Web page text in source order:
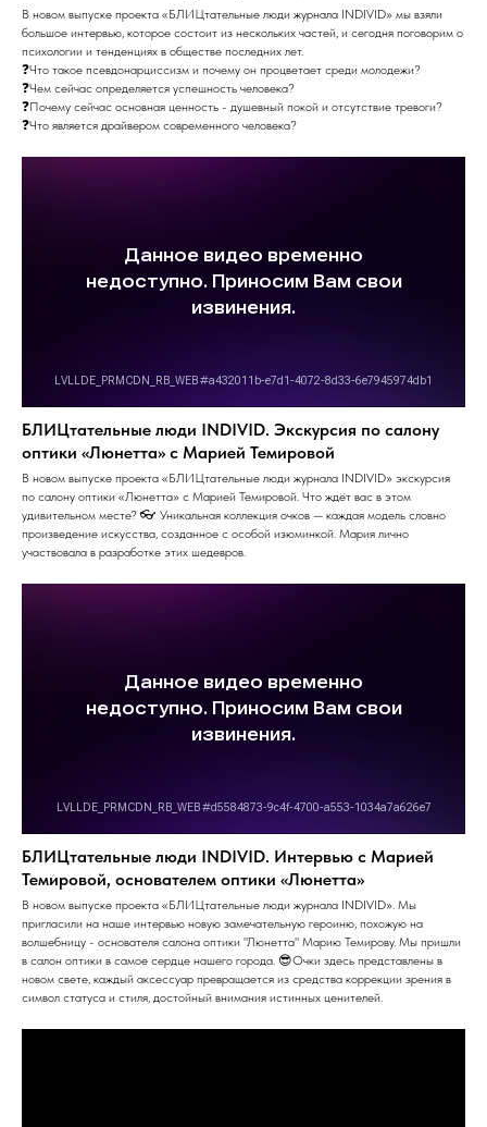
В новом выпуске проекта «БЛИЦтательные люди журнала INDIVID» мы взяли
большое интервью, которое состоит из нескольких частей, и сегодня поговорим о
психологии и тенденциях в обществе последних лет.
❓Что такое псевдонарциссизм и почему он процветает среди молодежи?
❓Чем сейчас определяется успешность человека?
❓Почему сейчас основная ценность - душевный покой и отсутствие тревоги?
❓Что является драйвером современного человека?
БЛИЦтательные люди INDIVID. Экскурсия по салону
оптики «Люнетта» с Марией Темировой
В новом выпуске проекта «БЛИЦтательные люди журнала INDIVID» экскурсия
по салону оптики «Люнетта» с Марией Темировой. Что ждёт вас в этом
удивительном месте? 👓 Уникальная коллекция очков — каждая модель словно
произведение искусства, созданное с особой изюминкой. Мария лично
участвовала в разработке этих шедевров.
БЛИЦтательные люди INDIVID. Интервью с Марией
Темировой, основателем оптики «Люнетта»
В новом выпуске проекта «БЛИЦтательные люди журнала INDIVID». Мы
пригласили на наше интервью новую замечательную героиню, похожую на
волшебницу - основателя салона оптики "Люнетта" Марию Темирову. Мы пришли
в салон оптики в самое сердце нашего города. 😎Очки здесь представлены в
новом свете, каждый аксессуар превращается из средства коррекции зрения в
символ статуса и стиля, достойный внимания истинных ценителей.